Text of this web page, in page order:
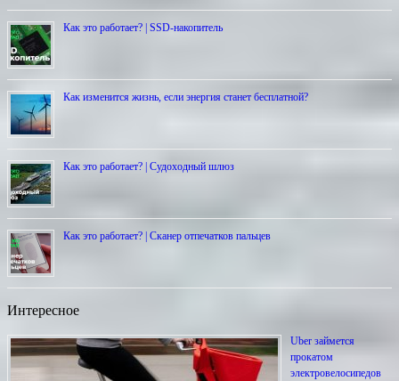
Как это работает? | SSD-накопитель
Как изменится жизнь, если энергия станет бесплатной?
Как это работает? | Cудоходный шлюз
Как это работает? | Сканер отпечатков пальцев
Интересное
Uber займется
прокатом
электровелосипедов